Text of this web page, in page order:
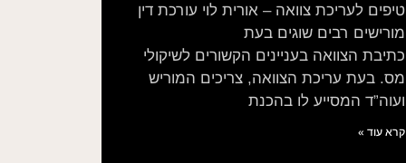
טיפים לעריכת צוואה – אורית לוי עורכת דין
מורישים רבים שוגים בעת
כתיבת הצוואה בעניינים הקשורים לשיקולי
מס. בעת עריכת הצוואה, צריכים המוריש
ועוה”ד המסייע לו בהכנת
קרא עוד »